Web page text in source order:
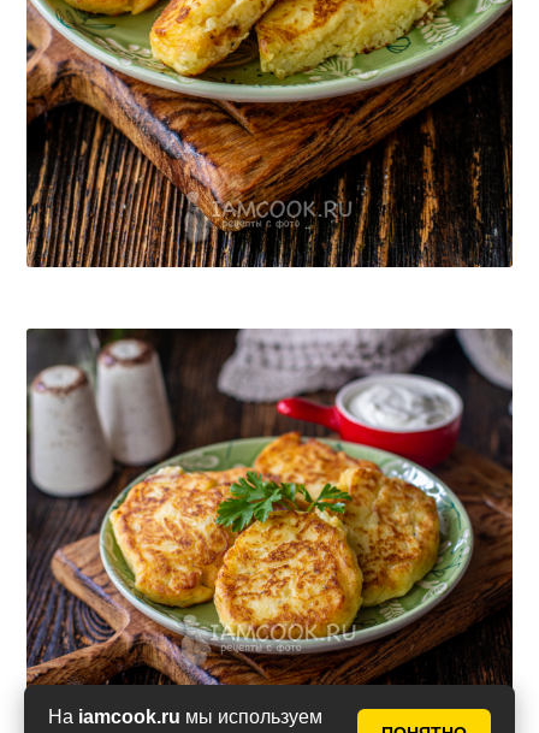
На iamcook.ru мы используем